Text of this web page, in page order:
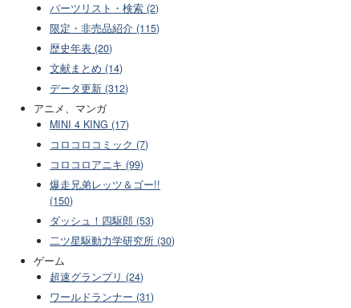
パーツリスト・検索 (2)
限定・非売品紹介 (115)
歴史年表 (20)
文献まとめ (14)
データ更新 (312)
アニメ、マンガ
MINI 4 KING (17)
コロコロコミック (7)
コロコロアニキ (99)
爆走兄弟レッツ＆ゴー!!
(150)
ダッシュ！四駆郎 (53)
二ツ星駆動力学研究所 (30)
ゲーム
超速グランプリ (24)
ワールドランナー (31)